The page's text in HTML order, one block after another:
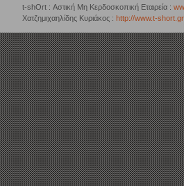
t-shOrt : Αστική Μη Κερδοσκοπική Εταιρεία :
Χατζημιχαηλίδης Κυριάκος : http://www.t-